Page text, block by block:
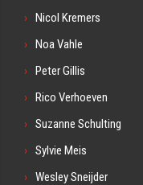
Nicol Kremers
Noa Vahle
Peter Gillis
Rico Verhoeven
Suzanne Schulting
Sylvie Meis
Wesley Sneijder